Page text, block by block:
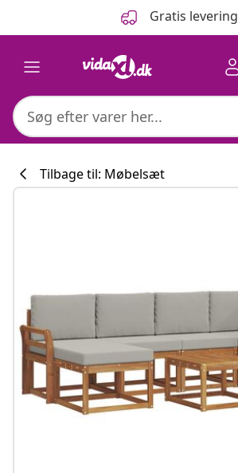
Gratis levering
#sharemevidaxl
Tilbage til: Møbelsæt